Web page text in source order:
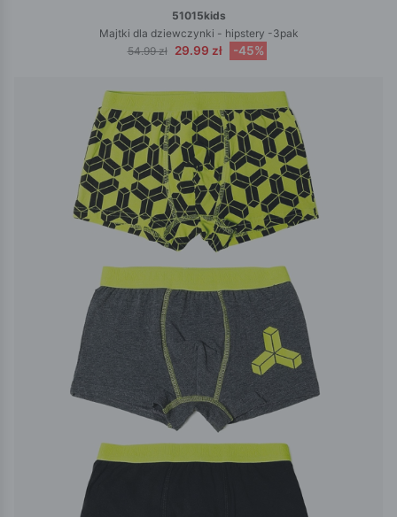
51015kids
Majtki dla dziewczynki - hipstery -3pak
54.99 zł
29.99 zł -45%